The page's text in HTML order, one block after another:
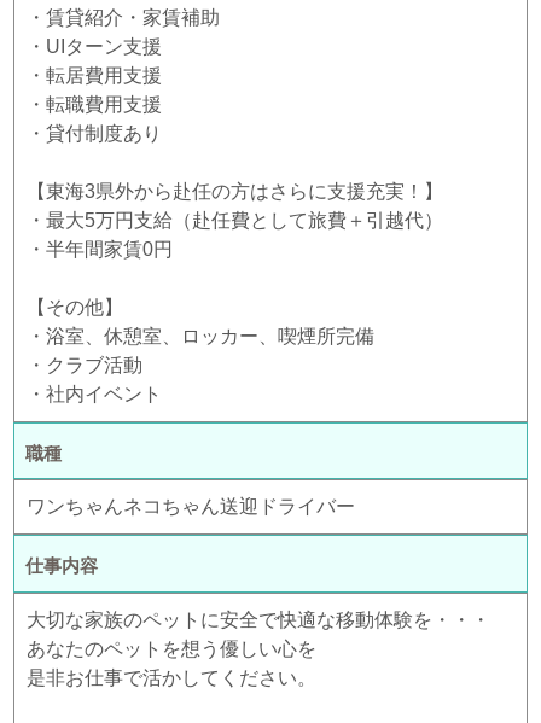
・賃貸紹介・家賃補助
・UIターン支援
・転居費用支援
・転職費用支援
・貸付制度あり
【東海3県外から赴任の方はさらに支援充実！】
・最大5万円支給（赴任費として旅費＋引越代）
・半年間家賃0円
【その他】
・浴室、休憩室、ロッカー、喫煙所完備
・クラブ活動
・社内イベント
職種
ワンちゃんネコちゃん送迎ドライバー
仕事内容
大切な家族のペットに安全で快適な移動体験を・・・
あなたのペットを想う優しい心を
是非お仕事で活かしてください。